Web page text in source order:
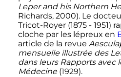
Leper and his Northern
Richards, 2000). Le
Tricot-Royer (1875 - 1951)
cloche par les lépreux en
article de la revue
mensuelle illustrée des
dans leurs Rapports avec
Médecine(1929).